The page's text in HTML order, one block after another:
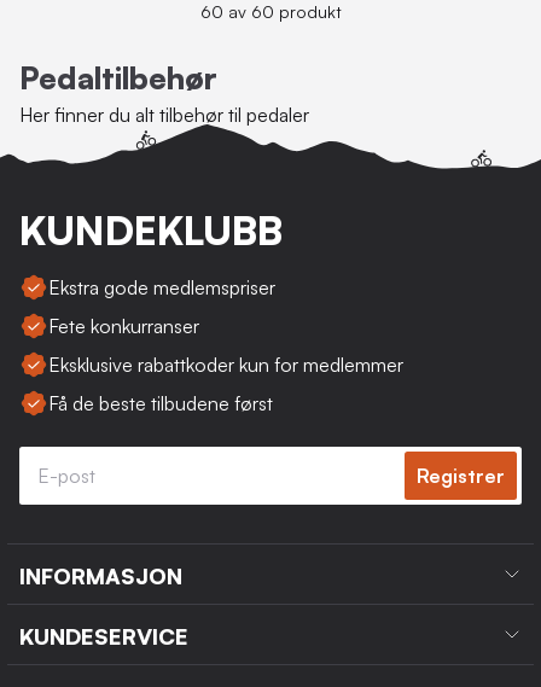
60 av 60 produkt
Pedaltilbehør
Her finner du alt tilbehør til pedaler
KUNDEKLUBB
Ekstra gode medlemspriser
Fete konkurranser
Eksklusive rabattkoder kun for medlemmer
Få de beste tilbudene først
Registrer
INFORMASJON
KUNDESERVICE